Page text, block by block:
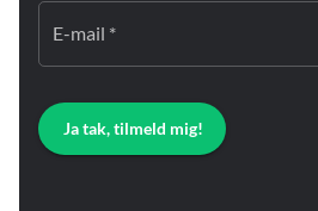
E-mail *
Ja tak, tilmeld mig!